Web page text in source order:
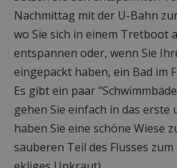
Nachmittag mit der U-Bahn
wo Sie sich in einem Tretboot
entspannen oder, wenn Sie
eingepackt haben, ein Bad im
Es gibt ein paar
gehen Sie einfach in das
haben Sie eine schöne Wiese
sauberen Teil des Flusses